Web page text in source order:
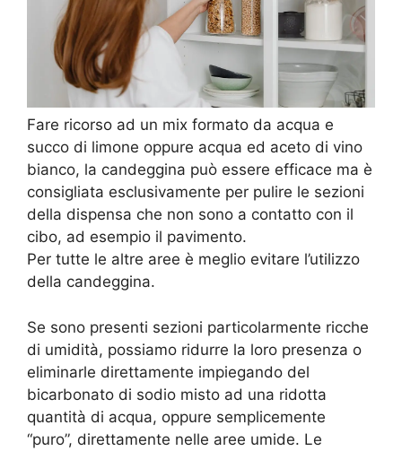
Fare ricorso ad un mix formato da acqua e
succo di limone oppure acqua ed aceto di vino
bianco, la candeggina può essere efficace ma è
consigliata esclusivamente per pulire le sezioni
della dispensa che non sono a contatto con il
cibo, ad esempio il pavimento.
Per tutte le altre aree è meglio evitare l’utilizzo
della candeggina.
Se sono presenti sezioni particolarmente ricche
di umidità, possiamo ridurre la loro presenza o
eliminarle direttamente impiegando del
bicarbonato di sodio misto ad una ridotta
quantità di acqua, oppure semplicemente
“puro”, direttamente nelle aree umide. Le